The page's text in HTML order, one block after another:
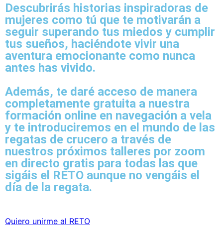
Descubrirás historias inspiradoras de
mujeres como tú que te motivarán a
seguir superando tus miedos y cumplir
tus sueños, haciéndote vivir una
aventura emocionante como nunca
antes has vivido.
Además, te daré acceso de manera
completamente gratuita a nuestra
formación online en navegación a vela
y te introduciremos en el mundo de las
regatas de crucero a través de
nuestros próximos talleres por zoom
en directo gratis para todas las que
sigáis el RETO aunque no vengáis el
día de la regata.
Quiero unirme al RETO